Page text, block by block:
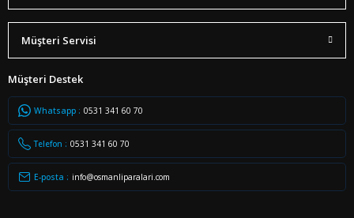
Müşteri Servisi
Müşteri Destek
Whatsapp : 0531 341 60 70
Telefon : 0531 341 60 70
E-posta : info@osmanliparalari.com